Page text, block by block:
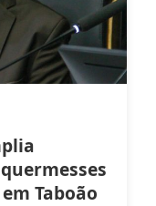
Taboão